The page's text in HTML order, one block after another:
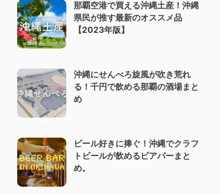
那覇空港で買える沖縄土産！沖縄
県民が推す最新のオススメ品
【2023年版】
沖縄にせんべろ旋風が吹き荒れ
る！千円で飲める那覇の酒場まと
め
ビール好きに捧ぐ！沖縄でクラフ
トビールが飲めるビアバーまと
め。